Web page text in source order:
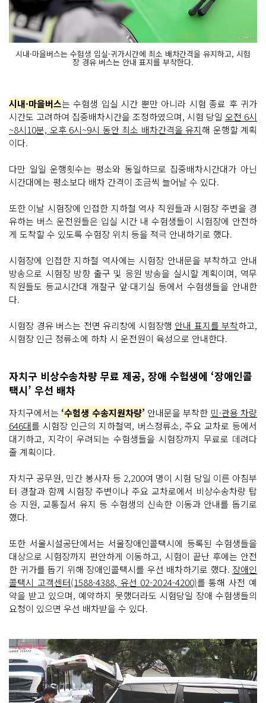
시내·마을버스는 수험생 입실·귀가시간에 최소 배차간격을 유지하고, 시험
장 경유 버스는 안내 표지를 부착한다.
시내·마을버스는 수험생 입실 시간 뿐만 아니라 시험 종료 후 귀가
시간도 고려하여 집중배차시간을 조정하였으며, 시험 당일 오전 6시
~8시10분, 오후 6시~9시 동안 최소 배차간격을 유지해 운행할 계획
이다.
다만 일일 운행횟수는 평소와 동일하므로 집중배차시간대가 아닌
시간대에는 평소보다 배차 간격이 조금씩 늘어날 수 있다.
또한 이날 시험장에 인접한 지하철 역사 직원들과 시험장 주변을 경
유하는 버스 운전원들은 입실 시간 내 수험생들이 시험장에 안전하
게 도착할 수 있도록 수험장 위치 등을 적극 안내하기로 했다.
시험장에 인접한 지하철 역사에는 시험장 안내문을 부착하고 안내
방송으로 시험장 방향 출구 및 응원 방송을 실시할 계획이며, 역무
직원들도 등교시간대 개찰구 앞·대기실 등에서 수험생들을 안내한
다.
시험장 경유 버스는 전면 유리창에 시험장행 안내 표지를 부착하고,
시험장 인근 정류소에 하차 시 운전원이 육성으로 안내한다.
자치구 비상수송차량 무료 제공, 장애 수험생에 ‘장애인콜
택시’ 우선 배차
자치구에서는 ‘수험생 수송지원차량’ 안내문을 부착한 민·관용 차량
646대를 시험장 인근의 지하철역, 버스정류소, 주요 교차로 등에서
대기하고, 지각이 우려되는 수험생들을 시험장까지 무료로 데려다
줄 계획이다.
자치구 공무원, 민간 봉사자 등 2,200여 명이 시험 당일 이른 아침부
터 경찰과 함께 시험장 주변이나 주요 교차로에서 비상수송차량 탑
승 지원, 교통질서 유지 등 수험생의 신속한 이동과 안내를 돕기로
했다.
또한 서울시설공단에서는 서울장애인콜택시에 등록된 수험생들을
대상으로 시험장까지 편안하게 이동하고, 시험이 끝난 후에는 안전
한 귀가를 돕기 위해 장애인콜택시를 우선 배차하기로 했다. 장애인
콜택시 고객센터(1588-4388, 유선 02-2024-4200)를 통해 사전 예
약을 받고 있으며, 예약하지 못했더라도 시험당일 장애 수험생들의
요청이 있으면 우선 배차받을 수 있다.